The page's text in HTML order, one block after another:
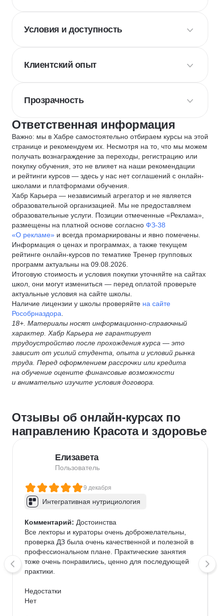
Условия и доступность
Клиентский опыт
Прозрачность
Ответственная информация
Важно: мы в Хабре самостоятельно отбираем курсы на этой
странице и рекомендуем их. Несмотря на то, что мы можем
получать вознаграждение за переходы, регистрацию или
покупку обучения, это не влияет на наши рекомендации
и рейтинги курсов — здесь у нас нет соглашений с онлайн-
школами и платформами обучения.
Хабр Карьера — независимый агрегатор и не является
образовательной организацией. Мы не предоставляем
образовательные услуги. Позиции отмеченные «Реклама»,
размещены на платной основе согласно ФЗ-38
«О рекламе» и всегда промаркированы и явно помечены.
Информация о ценах и программах, а также текущем
рейтинге онлайн-курсов по тематике Тренер групповых
программ актуальны на 09.08.2026.
Итоговую стоимость и условия покупки уточняйте на сайтах
школ, они могут измениться — перед оплатой проверьте
актуальные условия на сайте школы.
Наличие лицензии у школы проверяйте на сайте
Рособрназдора
18+. Материалы носят информационно-справочный
характер. Хабр Карьера не гарантирует
трудоустройство после прохождения курса — это
зависит от усилий студента, опыта и условий рынка
труда. Перед оформлением рассрочки или кредита
на обучение оцените финансовые возможности
и внимательно изучите условия договора.
Отзывы об онлайн-курсах по
направлению Красота и здоровье
Елизавета
Пользователь
9 декабря
Интегративная нутрициология
Комментарий: Достоинства
Все лекторы и кураторы очень доброжелательны,
проверка ДЗ была очень качественной и полезной в
профессиональном плане. Практические занятия
тоже очень понравились, ценно для последующей
практики.
Недостатки
Нет